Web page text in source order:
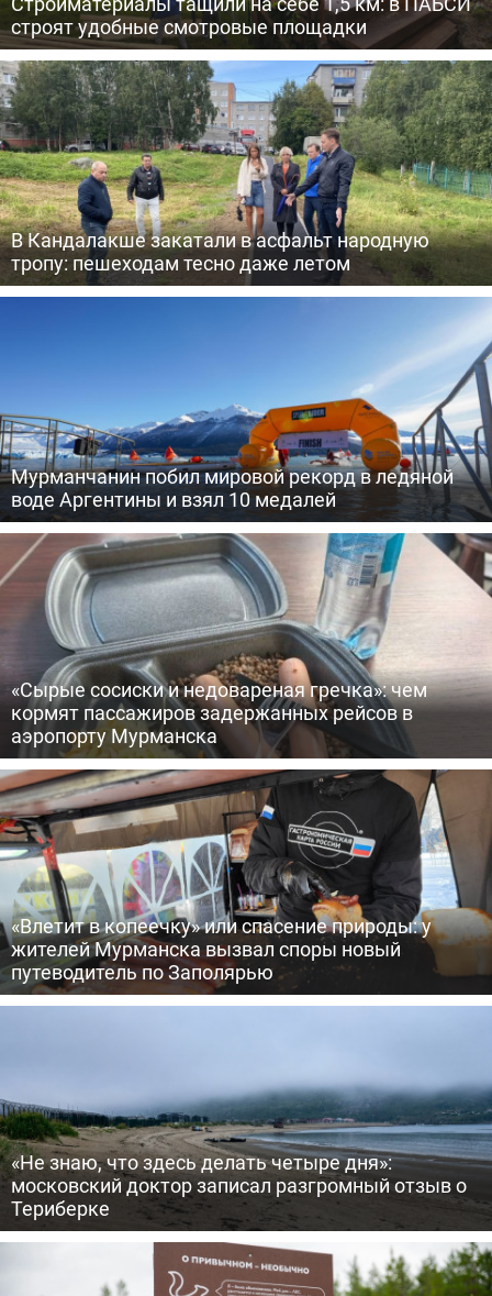
строят удобные смотровые площадки
В Кандалакше закатали в асфальт народную
тропу: пешеходам тесно даже летом
Мурманчанин побил мировой рекорд в ледяной
воде Аргентины и взял 10 медалей
«Сырые сосиски и недовареная гречка»: чем
кормят пассажиров задержанных рейсов в
аэропорту Мурманска
«Влетит в копеечку» или спасение природы: у
жителей Мурманска вызвал споры новый
путеводитель по Заполярью
«Не знаю, что здесь делать четыре дня»:
московский доктор записал разгромный отзыв о
Териберке